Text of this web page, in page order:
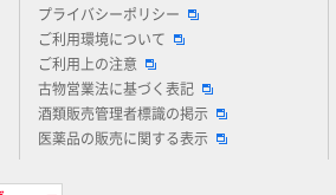
プライバシーポリシー
ご利用環境について
ご利用上の注意
古物営業法に基づく表記
酒類販売管理者標識の掲示
医薬品の販売に関する表示